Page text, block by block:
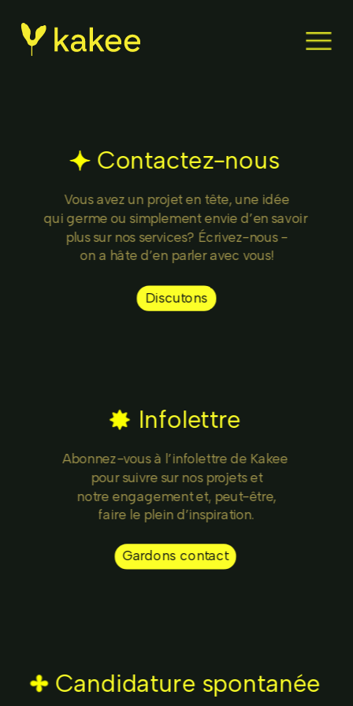
Discutons
Gardons contact
Contactez-nous
Vous avez un projet en tête, une idée
qui germe ou simplement envie d’en savoir
plus sur nos services? Écrivez-nous -
on a hâte d’en parler avec vous!
Infolettre
Abonnez-vous à l’infolettre de Kakee
pour suivre sur nos projets et
notre engagement et, peut-être,
faire le plein d’inspiration.
Candidature spontanée